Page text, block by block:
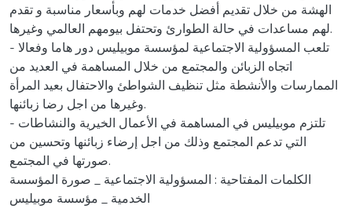
الهشة من خلال تقديم أفضل خدمات لهم وبأسعار مناسبة و تقدم
لهم مساعدات في حالة الطوارئ وتحتفل بيومهم العالمي وغيرها.
- تلعب المسؤولية الاجتماعية لمؤسسة موبيليس دور هاما وفعالا
اتجاه الزبائن والمجتمع من خلال المساهمة في العديد من
الممارسات والأنشطة مثل تنظيف الشواطئ والاحتفال بعيد المرأة
وغيرها من اجل رضا زبائنها.
- تلتزم موبيليس في المساهمة في الأعمال الخيرية والنشاطات
التي تدعم المجتمع وذلك من اجل إرضاء زبائنها وتحسين من
صورتها في المجتمع.
الكلمات المفتاحية : المسؤولية الاجتماعية _ صورة المؤسسة
الخدمية _ مؤسسة موبيليس